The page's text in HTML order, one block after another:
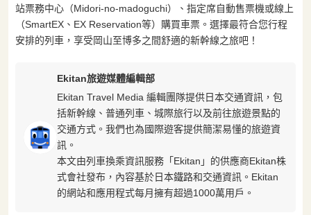
站票務中心（Midori-no-madoguchi）、指定席自動售票機或線上
（SmartEX、EX Reservation等）購買車票。選擇最符合您行程
安排的列車，享受岡山至博多之間舒適的新幹線之旅吧！
Ekitan旅遊媒體編輯部
Ekitan Travel Media 編輯團隊提供日本交通資訊，包
括新幹線、普通列車、城際旅行以及前往旅遊景點的
交通方式。我們也為國際遊客提供簡潔易懂的旅遊資
訊。
本文由列車換乘資訊服務「Ekitan」的供應商Ekitan株
式會社發布，內容基於日本鐵路和交通資訊。Ekitan
的網站和應用程式每月擁有超過1000萬用戶。